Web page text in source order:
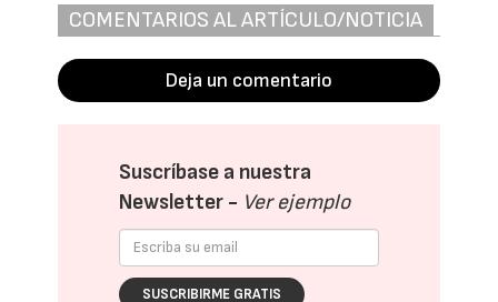
COMENTARIOS AL ARTÍCULO/NOTICIA
Deja un comentario
Suscríbase a nuestra
Newsletter - Ver ejemplo
SUSCRIBIRME GRATIS